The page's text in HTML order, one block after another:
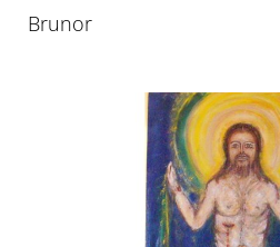
Brunor